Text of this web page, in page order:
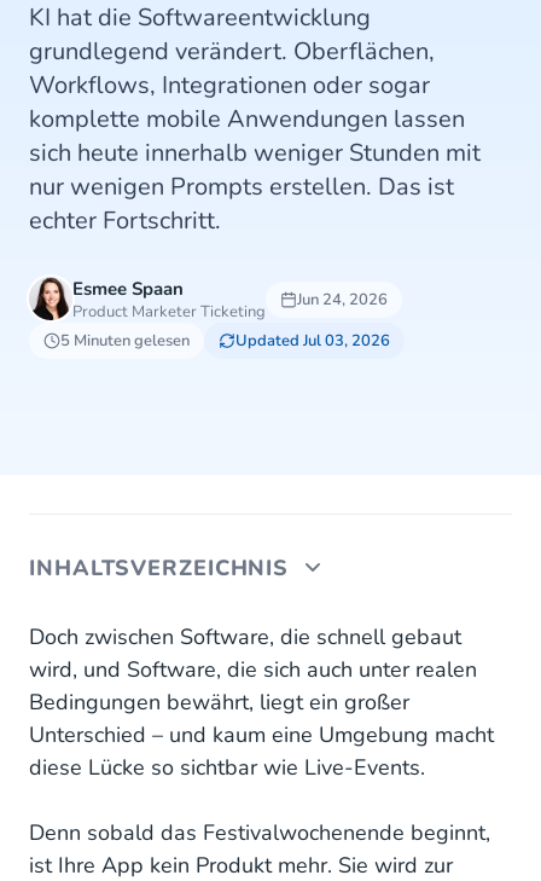
KI hat die Softwareentwicklung
grundlegend verändert. Oberflächen,
Workflows, Integrationen oder sogar
komplette mobile Anwendungen lassen
sich heute innerhalb weniger Stunden mit
nur wenigen Prompts erstellen. Das ist
echter Fortschritt.
Esmee Spaan
Product Marketer Ticketing
Jun 24, 2026
5 Minuten gelesen
Updated Jul 03, 2026
INHALTSVERZEICHNIS
1. Für Spitzenlasten entwickeln – nicht für den
Durchschnitt
2. Kommunikation ist betriebliche Infrastruktur –
keine Funktion
können.
Doch zwischen Software, die schnell gebaut
wird, und Software, die sich auch unter realen
Bedingungen bewährt, liegt ein großer
Unterschied – und kaum eine Umgebung macht
diese Lücke so sichtbar wie Live-Events.
Denn sobald das Festivalwochenende beginnt,
ist Ihre App kein Produkt mehr. Sie wird zur